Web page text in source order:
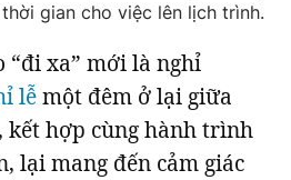
Podcasts
gian cho việc lên lịch trình.
“đi xa” mới là nghỉ
lễmột đêm ở lại giữa
kết hợp cùng hành trình
lại mang đến cảm giác